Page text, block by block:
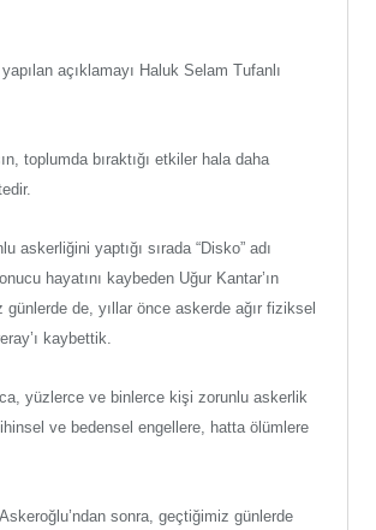
açıklamayı Haluk Selam Tufanlı
toplumda bıraktığı etkiler hala daha
askerliğini yaptığı sırada “Disko” adı
hayatını kaybeden Uğur Kantar’ın
de, yıllar önce askerde ağır fiziksel
kaybettik.
yüzlerce ve binlerce kişi zorunlu askerlik
ve bedensel engellere, hatta ölümlere
sonra, geçtiğimiz günlerde